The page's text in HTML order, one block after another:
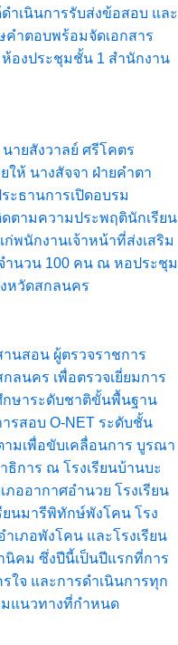
ำเนินการรับส่งข้อสอบ และ
คำตอบพร้อมจัดเอกสาร
ห้องประชุมชั้น 1 สำนักงาน
ายสังวาลย์ ศรีโคตร
ห้ นางสัจจา ฝ่ายคำตา
ะธานการเปิดอบรม
ตามความประพฤตินักเรียน
พนักงานเจ้าหน้าที่ส่งเสริม
ำนวน 100 คน ณ หอประชุม
งหวัดสกลนคร
นสอน ผู้ตรวจราชการ
ลนคร เพื่อตรวจเยี่ยมการ
กษาระดับชาติขั้นพื้นฐาน
รสอบ O-NET ระดับชั้น
มเพื่อขับเคลื่อนการ บูรณา
การ ณ โรงเรียนบ้านบะ
ภออากาศอำนวย โรงเรียน
ยนมารีพิทักษ์พังโคน โรง
เภอพังโคน และโรงเรียน
คม ซึ่งปีนี้เป็นปีแรกที่การ
ใจ และการดำเนินการทุก
มแนวทางที่กำหนด